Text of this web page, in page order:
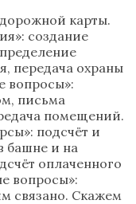
карты.
создание
передача охраны
вопросы»:
письма
помещений.
подсчёт и
башне и на
оплаченного
вопросы»:
связано. Скажем